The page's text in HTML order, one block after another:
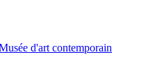
d'art contemporain